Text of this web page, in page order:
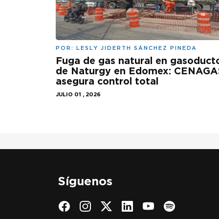
POR: LESLY JIDERTH SÁNCHEZ PINEDA
Fuga de gas natural en
de Naturgy en Edomex:
asegura control total
JULIO 01 , 2026
Síguenos